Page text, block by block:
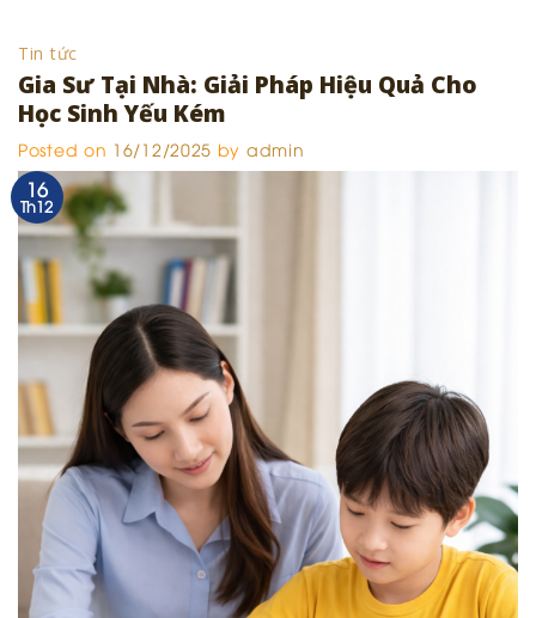
Tin tức
Gia Sư Tại Nhà: Giải Pháp Hiệu Quả Cho
Học Sinh Yếu Kém
Posted on 16/12/2025 by admin
16
Th12